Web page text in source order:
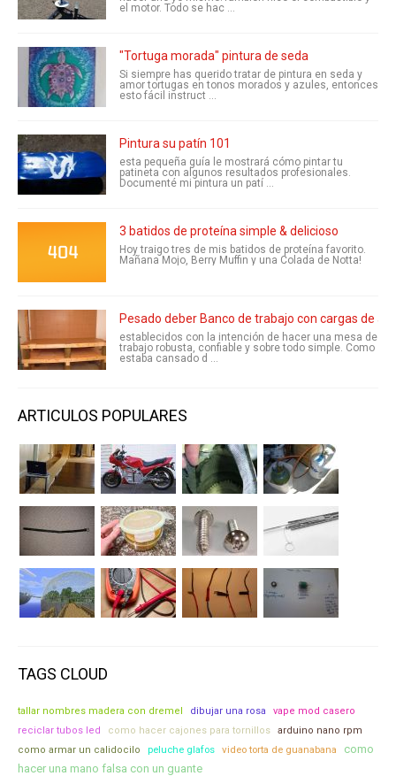
el motor. Todo se hac ...
"Tortuga morada" pintura de seda
Si siempre has querido tratar de pintura en seda y
amor tortugas en tonos morados y azules, entonces
esto fácil instruct ...
Pintura su patín 101
esta pequeña guía le mostrará cómo pintar tu
patineta con algunos resultados profesionales.
Documenté mi pintura un patí ...
3 batidos de proteína simple & delicioso
Hoy traigo tres de mis batidos de proteína favorito.
Mañana Mojo, Berry Muffin y una Colada de Notta!
Pesado deber Banco de trabajo con cargas de
establecidos con la intención de hacer una mesa de
trabajo robusta, confiable y sobre todo simple. Como
estaba cansado d ...
ARTICULOS POPULARES
TAGS CLOUD
tallar nombres madera con dremel dibujar una rosa
vape mod casero
reciclar tubos led
como hacer cajones para tornillos
arduino nano rpm
como armar un calidocilo
peluche glafos video torta de guanabana
como
hacer una mano falsa con un guante